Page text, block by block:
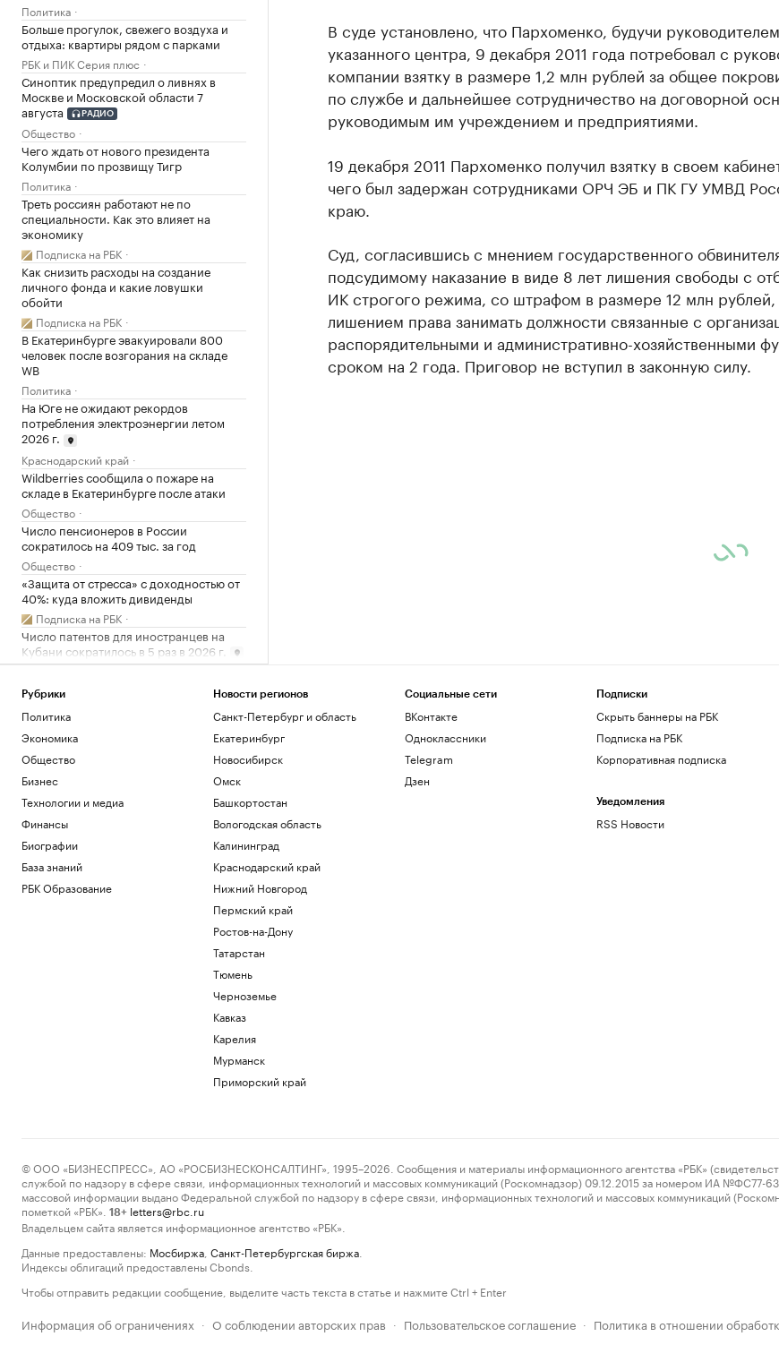
Политика
Больше прогулок, свежего воздуха и
отдыха: квартиры рядом с парками
РБК и ПИК Серия плюс
Синоптик предупредил о ливнях в
Москве и Московской области 7
августа
РАДИО
Общество
Чего ждать от нового президента
Колумбии по прозвищу Тигр
Политика
Треть россиян работают не по
специальности. Как это влияет на
экономику
Подписка на РБК
Как снизить расходы на создание
личного фонда и какие ловушки
обойти
Подписка на РБК
В Екатеринбурге эвакуировали 800
человек после возгорания на складе
WB
Политика
На Юге не ожидают рекордов
потребления электроэнергии летом
2026 г.
Краснодарский край
Wildberries сообщила о пожаре на
складе в Екатеринбурге после атаки
Общество
Число пенсионеров в России
сократилось на 409 тыс. за год
Общество
«Защита от стресса» с доходностью от
40%: куда вложить дивиденды
Подписка на РБК
Число патентов для иностранцев на
Кубани сократилось в 5 раз в 2026 г.
Соглашение о партнерстве ЕАЭС и ОАЭ
вступит в силу 6 октября
Политика
Как Ходынка стала новым центром
притяжения
РБК и Stone
Reuters узнал о просьбе США
освободить осужденного в России
морпеха
Политика
В суде установлено, что Пархоменко, будучи руководителем
указанного центра, 9 декабря 2011 года потребовал с
компании взятку в размере 1,2 млн рублей за общее
по службе и дальнейшее сотрудничество на договорной
руководимым им учреждением и предприятиями.
19 декабря 2011 Пархоменко получил взятку в своем
чего был задержан сотрудниками ОРЧ ЭБ и ПК ГУ УМВД
краю.
Суд, согласившись с мнением государственного
подсудимому наказание в виде 8 лет лишения свободы с
ИК строгого режима, со штрафом в размере 12 млн рублей,
лишением права занимать должности связанные с
распорядительными и административно-хозяйственными
сроком на 2 года. Приговор не вступил в законную силу.
Рубрики
Политика
Экономика
Общество
Бизнес
Технологии и медиа
Финансы
Биографии
База знаний
РБК Образование
Новости регионов
Санкт-Петербург и область
Екатеринбург
Новосибирск
Омск
Башкортостан
Вологодская область
Калининград
Краснодарский край
Нижний Новгород
Пермский край
Ростов-на-Дону
Татарстан
Тюмень
Черноземье
Кавказ
Карелия
Мурманск
Приморский край
Социальные сети
ВКонтакте
Одноклассники
Telegram
Дзен
Подписки
Скрыть баннеры на РБК
Подписка на РБК
Корпоративная подписка
Уведомления
RSS Новости
© ООО «БИЗНЕСПРЕСС», АО «РОСБИЗНЕСКОНСАЛТИНГ», 1995–2026. Сообщения и материалы информационного агентства «РБК»
службой по надзору в сфере связи, информационных технологий и массовых коммуникаций (Роскомнадзор) 09.12.2015 за номером ИА №ФС77-
массовой информации выдано Федеральной службой по надзору в сфере связи, информационных технологий и массовых коммуникаций
пометкой «РБК».
18+ letters@rbc.ru
Владельцем сайта является информационное агентство «РБК».
Данные предоставлены: Мосбиржа Санкт-Петербургская биржа
Индексы облигаций предоставлены Cbonds.
Чтобы отправить редакции сообщение, выделите часть текста в статье и нажмите Ctrl + Enter
Информация об ограничениях · О соблюдении авторских прав · Пользовательское соглашение · Политика в отношении